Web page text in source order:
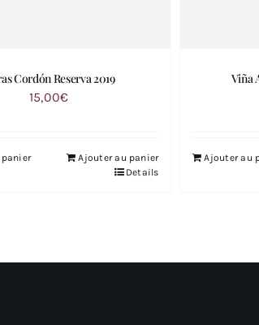
Cordón Reserva 2019
15,00€
Ajouter au panier
Details
Viña
Ajouter au